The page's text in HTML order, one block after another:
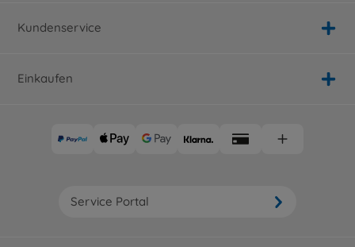
Kundenservice
Einkaufen
Service Portal